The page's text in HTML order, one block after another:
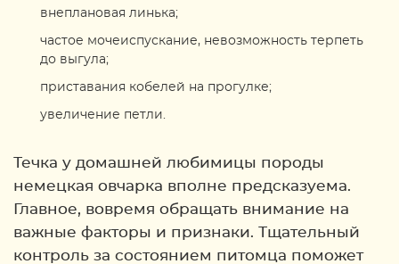
внеплановая линька;
частое мочеиспускание, невозможность терпеть
до выгула;
приставания кобелей на прогулке;
увеличение петли.
Течка у домашней любимицы породы
немецкая овчарка вполне предсказуема.
Главное, вовремя обращать внимание на
важные факторы и признаки. Тщательный
контроль за состоянием питомца поможет